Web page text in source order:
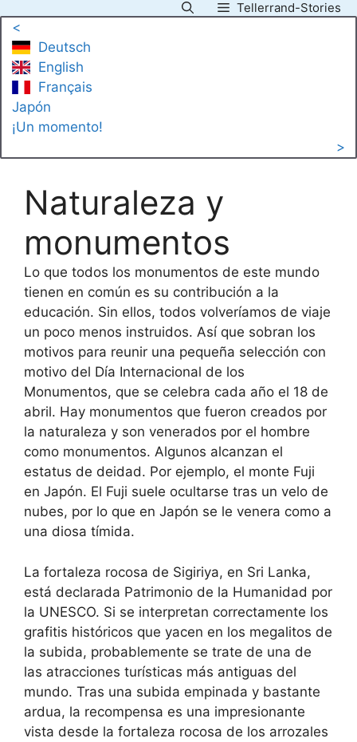
contenido
Tellerrand-Stories
<
Deutsch
English
Français
Japón
¡Un momento!
>
Naturaleza y
monumentos
Lo que todos los monumentos de este mundo
tienen en común es su contribución a la
educación. Sin ellos, todos volveríamos de viaje
un poco menos instruidos. Así que sobran los
motivos para reunir una pequeña selección con
motivo del Día Internacional de los
Monumentos, que se celebra cada año el 18 de
abril. Hay monumentos que fueron creados por
la naturaleza y son venerados por el hombre
como monumentos. Algunos alcanzan el
estatus de deidad. Por ejemplo, el monte Fuji
en Japón. El Fuji suele ocultarse tras un velo de
nubes, por lo que en Japón se le venera como a
una diosa tímida.
La fortaleza rocosa de Sigiriya, en Sri Lanka,
está declarada Patrimonio de la Humanidad por
la UNESCO. Si se interpretan correctamente los
grafitis históricos que yacen en los megalitos de
la subida, probablemente se trate de una de
las atracciones turísticas más antiguas del
mundo. Tras una subida empinada y bastante
ardua, la recompensa es una impresionante
vista desde la fortaleza rocosa de los arrozales